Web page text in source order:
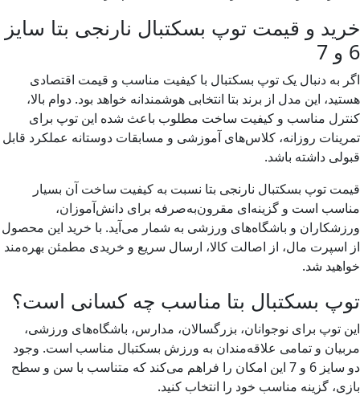
و قیمت توپ بسکتبال نارنجی بتا سایز
دنبال یک توپ بسکتبال با کیفیت مناسب و قیمت اقتصادی
این مدل از برند بتا انتخابی هوشمندانه خواهد بود. دوام بالا،
مناسب و کیفیت ساخت مطلوب باعث شده این توپ برای
روزانه، کلاس‌های آموزشی و مسابقات دوستانه عملکرد قابل
داشته باشد.
توپ بسکتبال نارنجی بتا نسبت به کیفیت ساخت آن بسیار
است و گزینه‌ای مقرون‌به‌صرفه برای دانش‌آموزان،
و باشگاه‌های ورزشی به شمار می‌آید. با خرید این محصول
مال، از اصالت کالا، ارسال سریع و خریدی مطمئن بهره‌مند
شد.
بسکتبال بتا مناسب چه کسانی است؟
برای نوجوانان، بزرگسالان، مدارس، باشگاه‌های ورزشی،
و تمامی علاقه‌مندان به ورزش بسکتبال مناسب است. وجود
دو سایز 6 و 7 این امکان را فراهم می‌کند که متناسب با سن و سطح
گزینه مناسب خود را انتخاب کنید.